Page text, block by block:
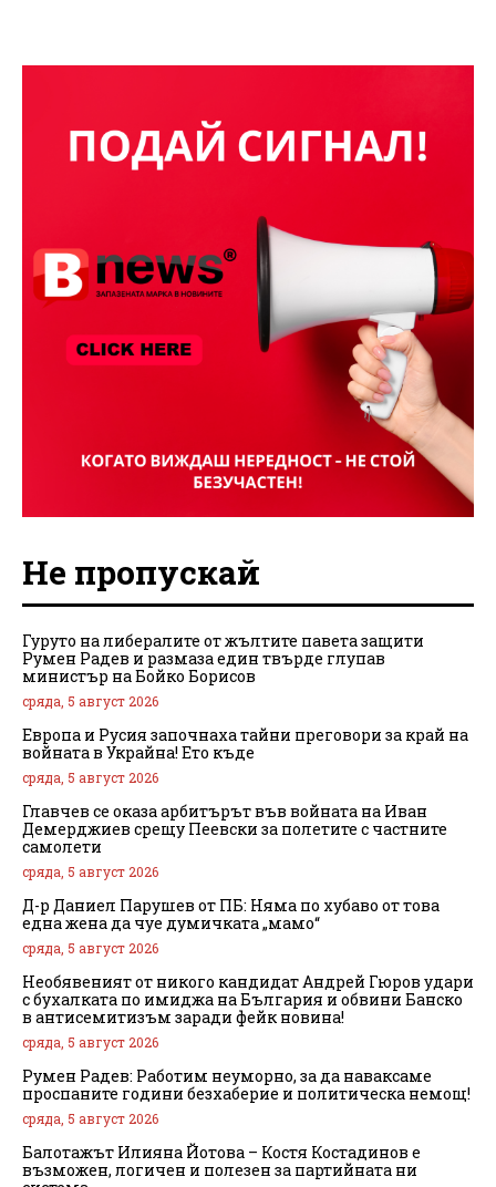
Не пропускай
Гуруто на либералите от жълтите павета защити
Румен Радев и размаза един твърде глупав
министър на Бойко Борисов
сряда, 5 август 2026
Европа и Русия започнаха тайни преговори за край на
войната в Украйна! Ето къде
сряда, 5 август 2026
Главчев се оказа арбитърът във войната на Иван
Демерджиев срещу Пеевски за полетите с частните
самолети
сряда, 5 август 2026
Д-р Даниел Парушев от ПБ: Няма по хубаво от това
една жена да чуе думичката „мамо“
сряда, 5 август 2026
Необявеният от никого кандидат Андрей Гюров удари
с бухалката по имиджа на България и обвини Банско
в антисемитизъм заради фейк новина!
сряда, 5 август 2026
Румен Радев: Работим неуморно, за да наваксаме
проспаните години безхаберие и политическа немощ!
сряда, 5 август 2026
Балотажът Илияна Йотова – Костя Костадинов е
възможен, логичен и полезен за партийната ни